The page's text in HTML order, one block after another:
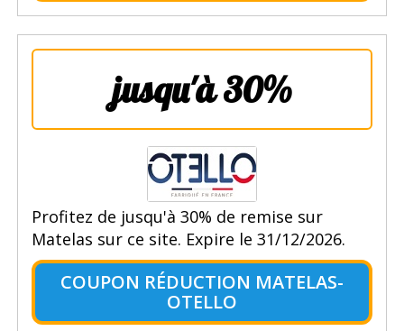
jusqu'à 30%
Profitez de jusqu'à 30% de remise sur
Matelas sur ce site. Expire le 31/12/2026.
COUPON RÉDUCTION MATELAS-
OTELLO